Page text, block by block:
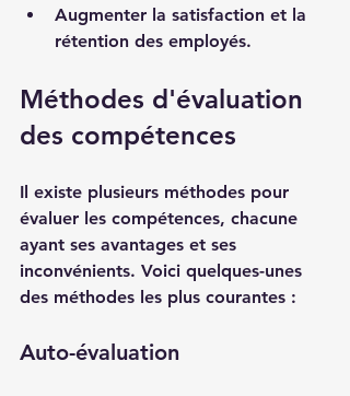
Augmenter la satisfaction et la
rétention des employés.
Méthodes d'évaluation
des compétences
Il existe plusieurs méthodes pour
évaluer les compétences, chacune
ayant ses avantages et ses
inconvénients. Voici quelques-unes
des méthodes les plus courantes :
Auto-évaluation